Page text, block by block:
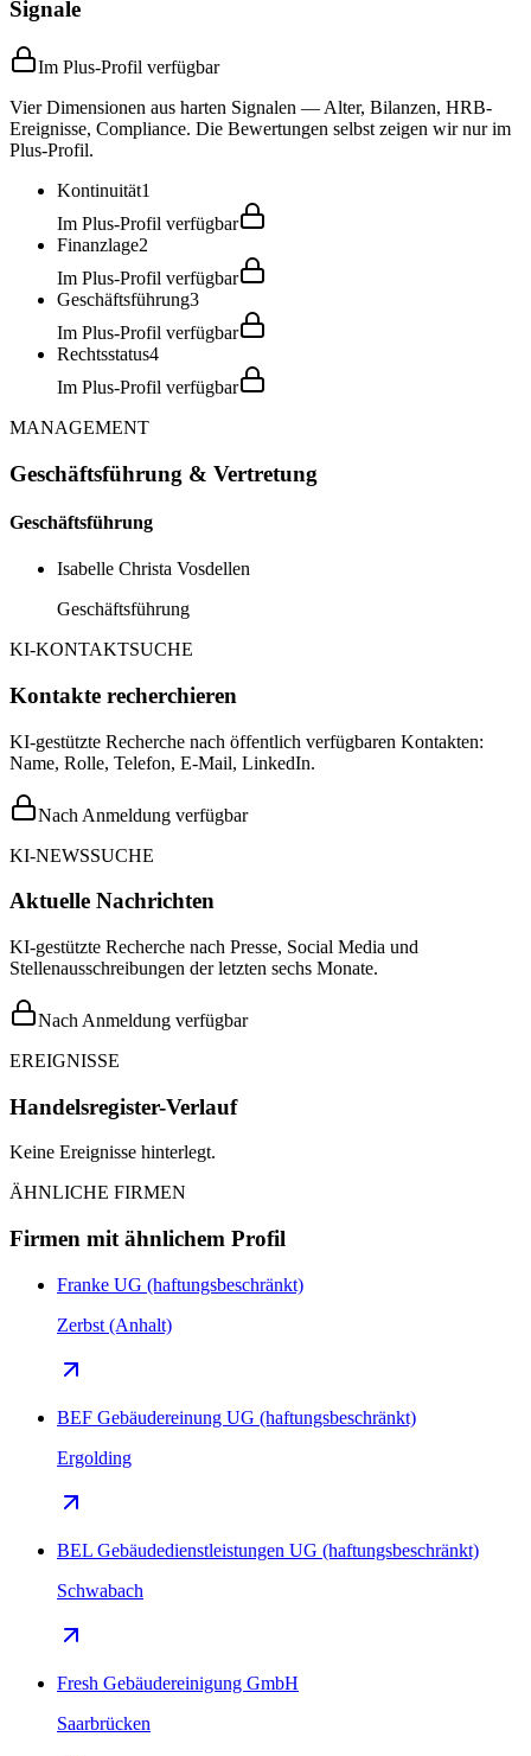
Signale
Im Plus-Profil verfügbar
Vier Dimensionen aus harten Signalen — Alter, Bilanzen, HRB-
Ereignisse, Compliance. Die Bewertungen selbst zeigen wir nur im
Plus-Profil.
Kontinuität1
Im Plus-Profil verfügbar
Finanzlage2
Im Plus-Profil verfügbar
Geschäftsführung3
Im Plus-Profil verfügbar
Rechtsstatus4
Im Plus-Profil verfügbar
MANAGEMENT
Geschäftsführung & Vertretung
Geschäftsführung
Isabelle Christa Vosdellen
Geschäftsführung
KI-KONTAKTSUCHE
Kontakte recherchieren
KI-gestützte Recherche nach öffentlich verfügbaren Kontakten:
Name, Rolle, Telefon, E-Mail, LinkedIn.
Nach Anmeldung verfügbar
KI-NEWSSUCHE
Aktuelle Nachrichten
KI-gestützte Recherche nach Presse, Social Media und
Stellenausschreibungen der letzten sechs Monate.
Nach Anmeldung verfügbar
EREIGNISSE
Handelsregister-Verlauf
Keine Ereignisse hinterlegt.
ÄHNLICHE FIRMEN
Firmen mit ähnlichem Profil
Franke UG (haftungsbeschränkt)
Zerbst (Anhalt)
BEF Gebäudereinung UG (haftungsbeschränkt)
Ergolding
BEL Gebäudedienstleistungen UG (haftungsbeschränkt)
Schwabach
Fresh Gebäudereinigung GmbH
Saarbrücken